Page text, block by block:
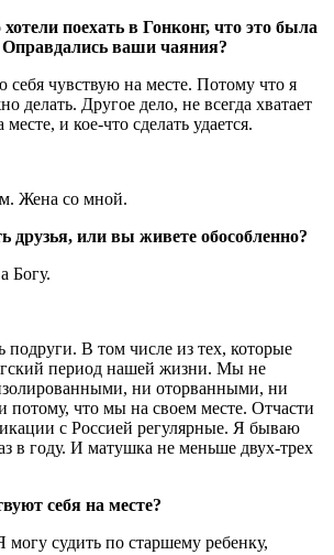
поехать в Гонконг, что это была
ваши чаяния?
чувствую на месте. Потому что я
делать. Другое дело, не всегда хватает
и кое-что сделать удается.
Жена со мной.
друзья, или вы живете обособленно?
Богу.
В том числе из тех, которые
период нашей жизни. Мы не
ни оторванными, ни
потому, что мы на своем месте. Отчасти
с Россией регулярные. Я бываю
в году. И матушка не меньше двух-трех
себя на месте?
судить по старшему ребенку,